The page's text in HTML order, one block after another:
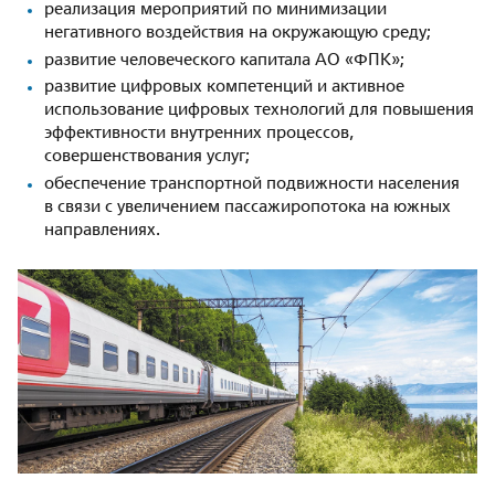
реализация мероприятий по минимизации
негативного воздействия на окружающую среду;
развитие человеческого капитала АО «ФПК»;
развитие цифровых компетенций и активное
использование цифровых технологий для повышения
эффективности внутренних процессов,
совершенствования услуг;
обеспечение транспортной подвижности населения
в связи с увеличением пассажиропотока на южных
направлениях.